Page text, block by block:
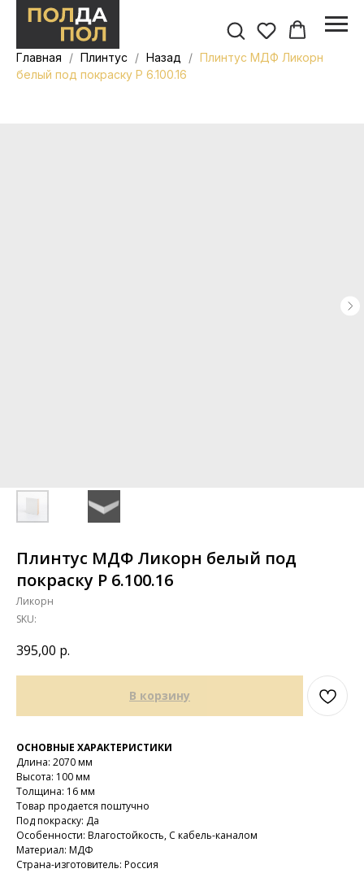
Главная Плинтус Назад
Плинтус МДФ Ликорн
белый под покраску Р 6.100.16
Плинтус МДФ Ликорн белый под
покраску Р 6.100.16
Ликорн
SKU:
395,00 р.
В корзину
ОСНОВНЫЕ ХАРАКТЕРИСТИКИ
Длина: 2070 мм
Высота: 100 мм
Толщина: 16 мм
Товар продается поштучно
Под покраску: Да
Особенности: Влагостойкость, С кабель-каналом
Материал: МДФ
Страна-изготовитель: Россия